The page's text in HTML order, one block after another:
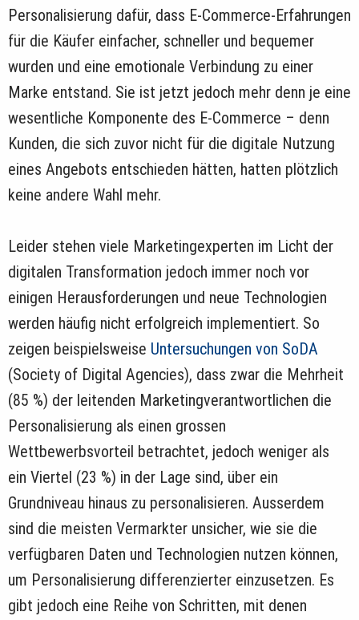
Personalisierung dafür, dass E-Commerce-Erfahrungen
für die Käufer einfacher, schneller und bequemer
wurden und eine emotionale Verbindung zu einer
Marke entstand. Sie ist jetzt jedoch mehr denn je eine
wesentliche Komponente des E-Commerce – denn
Kunden, die sich zuvor nicht für die digitale Nutzung
eines Angebots entschieden hätten, hatten plötzlich
keine andere Wahl mehr.
Leider stehen viele Marketingexperten im Licht der
digitalen Transformation jedoch immer noch vor
einigen Herausforderungen und neue Technologien
werden häufig nicht erfolgreich implementiert. So
zeigen beispielsweise Untersuchungen von SoDA
(Society of Digital Agencies), dass zwar die Mehrheit
(85 %) der leitenden Marketingverantwortlichen die
Personalisierung als einen grossen
Wettbewerbsvorteil betrachtet, jedoch weniger als
ein Viertel (23 %) in der Lage sind, über ein
Grundniveau hinaus zu personalisieren. Ausserdem
sind die meisten Vermarkter unsicher, wie sie die
verfügbaren Daten und Technologien nutzen können,
um Personalisierung differenzierter einzusetzen. Es
gibt jedoch eine Reihe von Schritten, mit denen